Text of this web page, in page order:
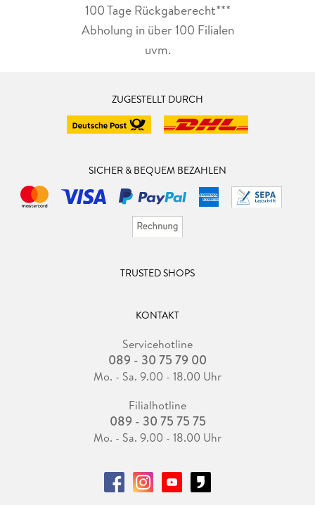
100 Tage Rückgaberecht***
Abholung in über 100 Filialen
uvm.
ZUGESTELLT DURCH
SICHER & BEQUEM BEZAHLEN
TRUSTED SHOPS
KONTAKT
Servicehotline
089 - 30 75 79 00
Mo. - Sa. 9.00 - 18.00 Uhr
Filialhotline
089 - 30 75 75 75
Mo. - Sa. 9.00 - 18.00 Uhr